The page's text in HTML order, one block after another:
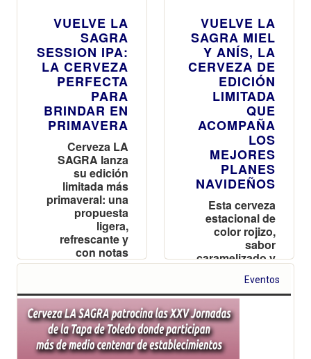
VUELVE LA
SAGRA
SESSION IPA:
LA CERVEZA
PERFECTA
PARA
BRINDAR EN
PRIMAVERA
Cerveza LA
SAGRA lanza
su edición
limitada más
primaveral: una
propuesta
ligera,
refrescante y
con notas
cítricas y
VUELVE LA
SAGRA MIEL
Y ANÍS, LA
CERVEZA DE
EDICIÓN
LIMITADA
QUE
ACOMPAÑA
LOS
MEJORES
PLANES
NAVIDEÑOS
Esta cerveza
estacional de
color rojizo,
sabor
caramelizado y
se presenta
como la
propuesta
perfecta para
los meses más
fríos del año.
Eventos